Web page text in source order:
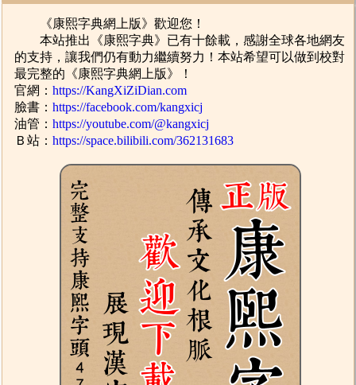
《康熙字典網上版》歡迎您！
本站推出《康熙字典》已有十餘載，感謝全球各地網友
的支持，讓我們仍有動力繼續努力！本站希望可以做到校對
最完整的《康熙字典網上版》！
官網：https://KangXiZiDian.com
臉書：https://facebook.com/kangxicj
油管：https://youtube.com/@kangxicj
Ｂ站：https://space.bilibili.com/362131683